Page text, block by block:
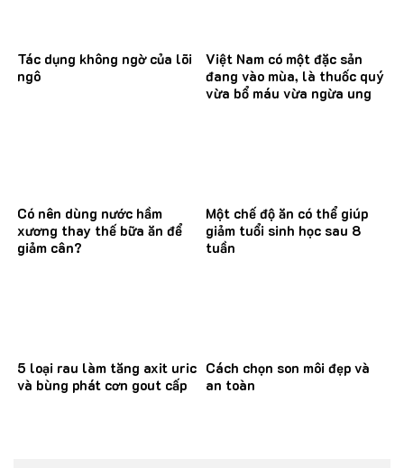
Tác dụng không ngờ của lõi
ngô
Việt Nam có một đặc sản
đang vào mùa, là thuốc quý
vừa bổ máu vừa ngừa ung
Có nên dùng nước hầm
xương thay thế bữa ăn để
giảm cân?
Một chế độ ăn có thể giúp
giảm tuổi sinh học sau 8
tuần
5 loại rau làm tăng axit uric
và bùng phát cơn gout cấp
Cách chọn son môi đẹp và
an toàn